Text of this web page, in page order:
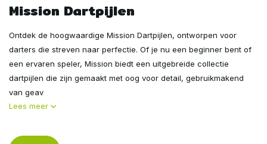
Mission Dartpijlen
Ontdek de hoogwaardige Mission Dartpijlen, ontworpen voor
darters die streven naar perfectie. Of je nu een beginner bent of
een ervaren speler, Mission biedt een uitgebreide collectie
dartpijlen die zijn gemaakt met oog voor detail, gebruikmakend
van geav
Lees meer